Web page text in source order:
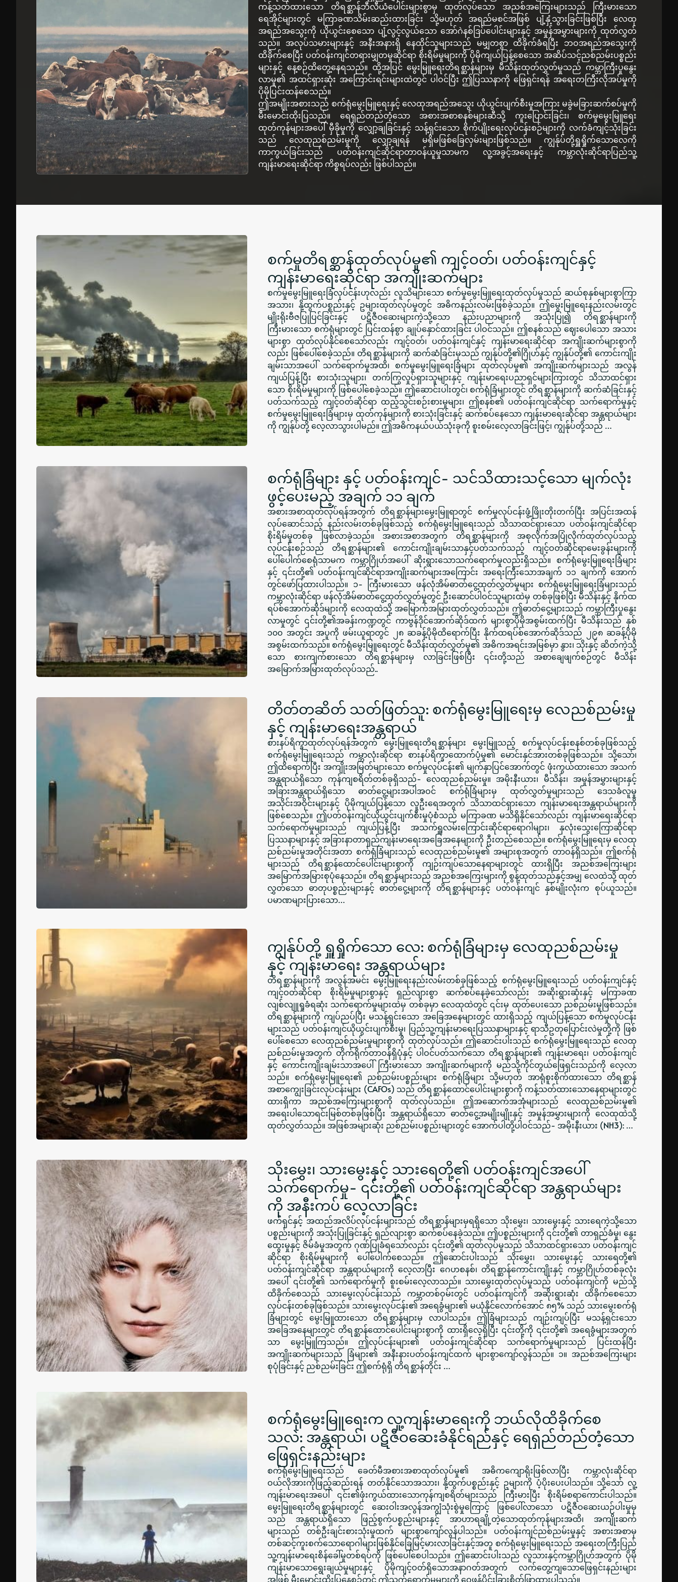
ကန့်သတ်ထားသော တိရစ္ဆာန်ဘီလီယံပေါင်းများစွာမှ ထုတ်လုပ်သော အညစ်အကြေးများသည် ကြီးမားသော
ရေအိုင်များတွင် မကြာခဏသိမ်းဆည်းထားခြင်း သို့မဟုတ် အရည်မစင်အဖြစ် ပျံ့နှံ့သွားခြင်းဖြစ်ပြီး လေထု
အရည်အသွေးကို ယိုယွင်းစေသော ပျံ့လွင့်လွယ်သော အော်ဂဲနစ်ဒြပ်ပေါင်းများနှင့် အမှုန်အမွှားများကို ထုတ်လွှတ်
သည်။ အလုပ်သမားများနှင့် အနီးအနားရှိ နေထိုင်သူများသည် မမျှတစွာ ထိခိုက်ခံရပြီး ဘဝအရည်အသွေးကို
ထိခိုက်စေပြီး ပတ်ဝန်းကျင်တရားမျှတမှုဆိုင်ရာ စိုးရိမ်မှုများကို ပိုမိုကျယ်ပြန့်စေသော အဆိပ်သင့်ညစ်ညမ်းပစ္စည်း
များနှင့် နေ့စဉ်ထိတွေ့နေရသည်။ ထို့အပြင် မွေးမြူရေးတိရစ္ဆာန်များမှ မီသိန်းထုတ်လွှတ်မှုသည် ကမ္ဘာကြီးပူနွေး
လာမှု၏ အထင်ရှားဆုံး အကြောင်းရင်းများထဲတွင် ပါဝင်ပြီး ဤပြဿနာကို ဖြေရှင်းရန် အရေးတကြီးလိုအပ်မှုကို
ပိုမိုပြင်းထန်စေသည်။
ဤအမျိုးအစားသည် စက်ရုံမွေးမြူရေးနှင့် လေထုအရည်အသွေး ယိုယွင်းပျက်စီးမှုအကြား မခွဲမခြားဆက်စပ်မှုကို
မီးမောင်းထိုးပြသည်။ ရေရှည်တည်တံ့သော အစားအစာစနစ်များဆီသို့ ကူးပြောင်းခြင်း၊ စက်မှုမွေးမြူရေး
ထုတ်ကုန်များအပေါ် မှီခိုမှုကို လျှော့ချခြင်းနှင့် သန့်ရှင်းသော စိုက်ပျိုးရေးလုပ်ငန်းစဉ်များကို လက်ခံကျင့်သုံးခြင်း
သည် လေထုညစ်ညမ်းမှုကို လျှော့ချရန် မရှိမဖြစ်ခြေလှမ်းများဖြစ်သည်။ ကျွန်ုပ်တို့ရှူရှိုက်သောလေကို
ကာကွယ်ခြင်းသည် ပတ်ဝန်းကျင်ဆိုင်ရာတာဝန်ယူမှုသာမက လူ့အခွင့်အရေးနှင့် ကမ္ဘာလုံးဆိုင်ရာပြည်သူ့
ကျန်းမာရေးဆိုင်ရာ ကိစ္စရပ်လည်း ဖြစ်ပါသည်။
စက်မှုတိရစ္ဆာန်ထုတ်လုပ်မှု၏ ကျင့်ဝတ်၊ ပတ်ဝန်းကျင်နှင့်
ကျန်းမာရေးဆိုင်ရာ အကျိုးဆက်များ
စက်မှုမွေးမြူရေးခြံလုပ်ငန်းဟုလည်း လူသိများသော စက်မှုမွေးမြူရေးထုတ်လုပ်မှုသည် ဆယ်စုနှစ်များစွာကြာ
အသား၊ နို့ထွက်ပစ္စည်းနှင့် ဥများထုတ်လုပ်မှုတွင် အဓိကနည်းလမ်းဖြစ်ခဲ့သည်။ ဤမွေးမြူရေးနည်းလမ်းတွင်
မျိုးရိုးဗီဇပြုပြင်ခြင်းနှင့် ပဋိဇီဝဆေးများကဲ့သို့သော နည်းပညာများကို အသုံးပြု၍ တိရစ္ဆာန်များကို
ကြီးမားသော စက်ရုံများတွင် ပြင်းထန်စွာ ချုပ်နှောင်ထားခြင်း ပါဝင်သည်။ ဤစနစ်သည် ဈေးပေါသော အသား
များစွာ ထုတ်လုပ်နိုင်စေသော်လည်း ကျင့်ဝတ်၊ ပတ်ဝန်းကျင်နှင့် ကျန်းမာရေးဆိုင်ရာ အကျိုးဆက်များစွာကို
လည်း ဖြစ်ပေါ်စေခဲ့သည်။ တိရစ္ဆာန်များကို ဆက်ဆံခြင်းမှသည် ကျွန်ုပ်တို့၏ဂြိုဟ်နှင့် ကျွန်ုပ်တို့၏ ကောင်းကျိုး
ချမ်းသာအပေါ် သက်ရောက်မှုအထိ၊ စက်မှုမွေးမြူရေးခြံများ ထုတ်လုပ်မှု၏ အကျိုးဆက်များသည် အလွန်
ကျယ်ပြန့်ပြီး စားသုံးသူများ၊ တက်ကြွလှုပ်ရှားသူများနှင့် ကျန်းမာရေးပညာရှင်များကြားတွင် သိသာထင်ရှား
သော စိုးရိမ်မှုများကို ဖြစ်ပေါ်စေခဲ့သည်။ ဤဆောင်းပါးတွင်၊ စက်ရုံခြံများတွင် တိရစ္ဆာန်များကို ဆက်ဆံခြင်းနှင့်
ပတ်သက်သည့် ကျင့်ဝတ်ဆိုင်ရာ ထည့်သွင်းစဉ်းစားမှုများ၊ ဤစနစ်၏ ပတ်ဝန်းကျင်ဆိုင်ရာ သက်ရောက်မှုနှင့်
စက်မှုမွေးမြူရေးခြံများမှ ထုတ်ကုန်များကို စားသုံးခြင်းနှင့် ဆက်စပ်နေသော ကျန်းမာရေးဆိုင်ရာ အန္တရာယ်များ
ကို ကျွန်ုပ်တို့ လေ့လာသွားပါမည်။ ဤအဓိကနယ်ပယ်သုံးခုကို စူးစမ်းလေ့လာခြင်းဖြင့်၊ ကျွန်ုပ်တို့သည် …
စက်ရုံခြံများ နှင့် ပတ်ဝန်းကျင်- သင်သိထားသင့်သော မျက်လုံး
ဖွင့်ပေးမည့် အချက် ၁၁ ချက်
အစားအစာထုတ်လုပ်ရန်အတွက် တိရစ္ဆာန်များမွေးမြူရာတွင် စက်မှုလုပ်ငန်းဖွံ့ဖြိုးတိုးတက်ပြီး အပြင်းအထန်
လုပ်ဆောင်သည့် နည်းလမ်းတစ်ခုဖြစ်သည့် စက်ရုံမွေးမြူရေးသည် သိသာထင်ရှားသော ပတ်ဝန်းကျင်ဆိုင်ရာ
စိုးရိမ်မှုတစ်ခု ဖြစ်လာခဲ့သည်။ အစားအစာအတွက် တိရစ္ဆာန်များကို အစုလိုက်အပြုံလိုက်ထုတ်လုပ်သည့်
လုပ်ငန်းစဉ်သည် တိရစ္ဆာန်များ၏ ကောင်းကျိုးချမ်းသာနှင့်ပတ်သက်သည့် ကျင့်ဝတ်ဆိုင်ရာမေးခွန်းများကို
ပေါ်ပေါက်စေရုံသာမက ကမ္ဘာဂြိုဟ်အပေါ် ဆိုးရွားသောသက်ရောက်မှုလည်းရှိသည်။ စက်ရုံမွေးမြူရေးခြံများ
နှင့် ၎င်းတို့၏ ပတ်ဝန်းကျင်ဆိုင်ရာအကျိုးဆက်များအကြောင်း အရေးကြီးသောအချက် ၁၁ ချက်ကို အောက်
တွင်ဖော်ပြထားပါသည်။ ၁- ကြီးမားသော ဖန်လုံအိမ်ဓာတ်ငွေ့ထုတ်လွှတ်မှုများ စက်ရုံမွေးမြူရေးခြံများသည်
ကမ္ဘာလုံးဆိုင်ရာ ဖန်လုံအိမ်ဓာတ်ငွေ့ထုတ်လွှတ်မှုတွင် ဦးဆောင်ပါဝင်သူများထဲမှ တစ်ခုဖြစ်ပြီး မီသိန်းနှင့် နိုက်ထ
ရပ်စ်အောက်ဆိုဒ်များကို လေထုထဲသို့ အမြောက်အမြားထုတ်လွှတ်သည်။ ဤဓာတ်ငွေ့များသည် ကမ္ဘာကြီးပူနွေး
လာမှုတွင် ၎င်းတို့၏အခန်းကဏ္ဍတွင် ကာဗွန်ဒိုင်အောက်ဆိုဒ်ထက် များစွာပိုမိုအစွမ်းထက်ပြီး မီသိန်းသည် နှစ်
၁၀၀ အတွင်း အပူကို ဖမ်းယူရာတွင် ၂၈ ဆခန့်ပိုမိုထိရောက်ပြီး နိုက်ထရပ်စ်အောက်ဆိုဒ်သည် ၂၉၈ ဆခန့်ပိုမို
အစွမ်းထက်သည်။ စက်ရုံမွေးမြူရေးတွင် မီသိန်းထုတ်လွှတ်မှု၏ အဓိကအရင်းအမြစ်မှာ နွား၊ သိုးနှင့် ဆိတ်ကဲ့သို့
သော စားကျက်စားသော တိရစ္ဆာန်များမှ လာခြင်းဖြစ်ပြီး ၎င်းတို့သည် အစာချေဖျက်စဉ်တွင် မီသိန်း
အမြောက်အမြားထုတ်လုပ်သည်..
တိတ်တဆိတ် သတ်ဖြတ်သူ: စက်ရုံမွေးမြူရေးမှ လေညစ်ညမ်းမှု
နှင့် ကျန်းမာရေးအန္တရာယ်
စားနပ်ရိက္ခာထုတ်လုပ်ရန်အတွက် မွေးမြူရေးတိရစ္ဆာန်များ မွေးမြူသည့် စက်မှုလုပ်ငန်းစနစ်တစ်ခုဖြစ်သည့်
စက်ရုံမွေးမြူရေးသည် ကမ္ဘာလုံးဆိုင်ရာ စားနပ်ရိက္ခာထောက်ပံ့မှု၏ မောင်းနှင်အားတစ်ခုဖြစ်သည်။ သို့သော်၊
ဤထိရောက်ပြီး အကျိုးအမြတ်များသော စက်မှုလုပ်ငန်း၏ မျက်နှာပြင်အောက်တွင် ဖုံးကွယ်ထားသော အသက်
အန္တရာယ်ရှိသော ကုန်ကျစရိတ်တစ်ခုရှိသည်- လေထုညစ်ညမ်းမှု။ အမိုးနီးယား၊ မီသိန်း၊ အမှုန်အမွှားများနှင့်
အခြားအန္တရာယ်ရှိသော ဓာတ်ငွေ့များအပါအဝင် စက်ရုံခြံများမှ ထုတ်လွှတ်မှုများသည် ဒေသခံလူမှု
အသိုင်းအဝိုင်းများနှင့် ပိုမိုကျယ်ပြန့်သော လူဦးရေအတွက် သိသာထင်ရှားသော ကျန်းမာရေးအန္တရာယ်များကို
ဖြစ်စေသည်။ ဤပတ်ဝန်းကျင်ယိုယွင်းပျက်စီးမှုပုံစံသည် မကြာခဏ မသိရှိနိုင်သော်လည်း ကျန်းမာရေးဆိုင်ရာ
သက်ရောက်မှုများသည် ကျယ်ပြန့်ပြီး အသက်ရှူလမ်းကြောင်းဆိုင်ရာရောဂါများ၊ နှလုံးသွေးကြောဆိုင်ရာ
ပြဿနာများနှင့် အခြားနာတာရှည်ကျန်းမာရေးအခြေအနေများကို ဦးတည်စေသည်။ စက်ရုံမွေးမြူရေးမှ လေထု
ညစ်ညမ်းမှုအတိုင်းအတာ စက်ရုံခြံများသည် လေထုညစ်ညမ်းမှု၏ အများစုအတွက် တာဝန်ရှိသည်။ ဤစက်ရုံ
များသည် တိရစ္ဆာန်ထောင်ပေါင်းများစွာကို ကျဉ်းကျပ်သောနေရာများတွင် ထားရှိပြီး အညစ်အကြေးများ
အမြောက်အမြားစုပုံနေသည်။ တိရစ္ဆာန်များသည် အညစ်အကြေးများကို စွန့်ထုတ်သည်နှင့်အမျှ လေထဲသို့ ထုတ်
လွှတ်သော ဓာတုပစ္စည်းများနှင့် ဓာတ်ငွေ့များကို တိရစ္ဆာန်များနှင့် ပတ်ဝန်းကျင် နှစ်မျိုးလုံးက စုပ်ယူသည်။
ပမာဏများပြားသော…
ကျွန်ုပ်တို့ ရှူရှိုက်သော လေ: စက်ရုံခြံများမှ လေထုညစ်ညမ်းမှု
နှင့် ကျန်းမာရေး အန္တရာယ်များ
တိရစ္ဆာန်များကို အလွန်အမင်း မွေးမြူရေးနည်းလမ်းတစ်ခုဖြစ်သည့် စက်ရုံမွေးမြူရေးသည် ပတ်ဝန်းကျင်နှင့်
ကျင့်ဝတ်ဆိုင်ရာ စိုးရိမ်မှုများစွာနှင့် ရှည်လျားစွာ ဆက်စပ်နေခဲ့သော်လည်း အဆိုးရွားဆုံးနှင့် မကြာခဏ
လျစ်လျူရှုခံရဆုံး သက်ရောက်မှုများထဲမှ တစ်ခုမှာ လေထုထဲတွင် ၎င်းမှ ထုတ်ပေးသော ညစ်ညမ်းမှုဖြစ်သည်။
တိရစ္ဆာန်များကို ကျပ်ညပ်ပြီး မသန့်ရှင်းသော အခြေအနေများတွင် ထားရှိသည့် ကျယ်ပြန့်သော စက်မှုလုပ်ငန်း
များသည် ပတ်ဝန်းကျင်ယိုယွင်းပျက်စီးမှု၊ ပြည်သူ့ကျန်းမာရေးပြဿနာများနှင့် ရာသီဥတုပြောင်းလဲမှုတို့ကို ဖြစ်
ပေါ်စေသော လေထုညစ်ညမ်းမှုများစွာကို ထုတ်လုပ်သည်။ ဤဆောင်းပါးသည် စက်ရုံမွေးမြူရေးသည် လေထု
ညစ်ညမ်းမှုအတွက် တိုက်ရိုက်တာဝန်ရှိပုံနှင့် ပါဝင်ပတ်သက်သော တိရစ္ဆာန်များ၏ ကျန်းမာရေး၊ ပတ်ဝန်းကျင်
နှင့် ကောင်းကျိုးချမ်းသာအပေါ် ကြီးမားသော အကျိုးဆက်များကို မည်သို့ကိုင်တွယ်ဖြေရှင်းသည်ကို လေ့လာ
သည်။ စက်ရုံမွေးမြူရေး၏ ညစ်ညမ်းပစ္စည်းများ စက်ရုံခြံများ သို့မဟုတ် အာရုံစူးစိုက်ထားသော တိရစ္ဆာန်
အစာကျွေးခြင်းလုပ်ငန်းများ (CAFOs) သည် တိရစ္ဆာန်ထောင်ပေါင်းများစွာကို ကန့်သတ်ထားသောနေရာများတွင်
ထားရှိကာ အညစ်အကြေးများစွာကို ထုတ်လုပ်သည်။ ဤအဆောက်အအုံများသည် လေထုညစ်ညမ်းမှု၏
အရေးပါသောရင်းမြစ်တစ်ခုဖြစ်ပြီး အန္တရာယ်ရှိသော ဓာတ်ငွေ့အမျိုးမျိုးနှင့် အမှုန်အမွှားများကို လေထုထဲသို့
ထုတ်လွှတ်သည်။ အဖြစ်အများဆုံး ညစ်ညမ်းပစ္စည်းများတွင် အောက်ပါတို့ပါဝင်သည်- အမိုးနီးယား (NH3): …
သိုးမွှေး၊ သားမွေးနှင့် သားရေတို့၏ ပတ်ဝန်းကျင်အပေါ်
သက်ရောက်မှု- ၎င်းတို့၏ ပတ်ဝန်းကျင်ဆိုင်ရာ အန္တရာယ်များ
ကို အနီးကပ် လေ့လာခြင်း
ဖက်ရှင်နှင့် အထည်အလိပ်လုပ်ငန်းများသည် တိရစ္ဆာန်များမှရရှိသော သိုးမွှေး၊ သားမွေးနှင့် သားရေကဲ့သို့သော
ပစ္စည်းများကို အသုံးပြုခြင်းနှင့် ရှည်လျားစွာ ဆက်စပ်နေခဲ့သည်။ ဤပစ္စည်းများကို ၎င်းတို့၏ တာရှည်ခံမှု၊ နွေး
ထွေးမှုနှင့် ဇိမ်ခံမှုအတွက် ဂုဏ်ပြုခံရသော်လည်း ၎င်းတို့၏ ထုတ်လုပ်မှုသည် သိသာထင်ရှားသော ပတ်ဝန်းကျင်
ဆိုင်ရာ စိုးရိမ်မှုများကို ပေါ်ပေါက်စေသည်။ ဤဆောင်းပါးသည် သိုးမွှေး၊ သားမွေးနှင့် သားရေတို့၏
ပတ်ဝန်းကျင်ဆိုင်ရာ အန္တရာယ်များကို လေ့လာပြီး ဂေဟစနစ်၊ တိရစ္ဆာန်ကောင်းကျိုးနှင့် ကမ္ဘာဂြိုဟ်တစ်ခုလုံး
အပေါ် ၎င်းတို့၏ သက်ရောက်မှုကို စူးစမ်းလေ့လာသည်။ သားမွေးထုတ်လုပ်မှုသည် ပတ်ဝန်းကျင်ကို မည်သို့
ထိခိုက်စေသည် သားမွေးလုပ်ငန်းသည် ကမ္ဘာတစ်ဝှမ်းတွင် ပတ်ဝန်းကျင်ကို အဆိုးရွားဆုံး ထိခိုက်စေသော
လုပ်ငန်းတစ်ခုဖြစ်သည်။ သားမွေးလုပ်ငန်း၏ အရေခွံများ၏ မယုံနိုင်လောက်အောင် ၈၅% သည် သားမွေးစက်ရုံ
ခြံများတွင် မွေးမြူထားသော တိရစ္ဆာန်များမှ လာပါသည်။ ဤခြံများသည် ကျဉ်းကျပ်ပြီး မသန့်ရှင်းသော
အခြေအနေများတွင် တိရစ္ဆာန်ထောင်ပေါင်းများစွာကို ထားရှိလေ့ရှိပြီး ၎င်းတို့ကို ၎င်းတို့၏ အရေခွံများအတွက်
သာ မွေးမြူကြသည်။ ဤလုပ်ငန်းများ၏ ပတ်ဝန်းကျင်ဆိုင်ရာ သက်ရောက်မှုများသည် ပြင်းထန်ပြီး
အကျိုးဆက်များသည် ခြံများ၏ အနီးနားပတ်ဝန်းကျင်ထက် များစွာကျော်လွန်သည်။ ၁။ အညစ်အကြေးများ
စုပုံခြင်းနှင့် ညစ်ညမ်းခြင်း ဤစက်ရုံရှိ တိရစ္ဆာန်တိုင်း …
စက်ရုံမွေးမြူရေးက လူ့ကျန်းမာရေးကို ဘယ်လိုထိခိုက်စေ
သလဲ: အန္တရာယ်၊ ပဋိဇီဝဆေးခံနိုင်ရည်နှင့် ရေရှည်တည်တံ့သော
ဖြေရှင်းနည်းများ
စက်ရုံမွေးမြူရေးသည် ခေတ်မီအစားအစာထုတ်လုပ်မှု၏ အဓိကကျောရိုးဖြစ်လာပြီး ကမ္ဘာလုံးဆိုင်ရာ
ဝယ်လိုအားကိုဖြည့်ဆည်းရန် တတ်နိုင်သောအသား၊ နို့ထွက်ပစ္စည်းနှင့် ဥများကို ပံ့ပိုးပေးပါသည်။ သို့သော် လူ့
ကျန်းမာရေးအပေါ် ၎င်း၏ဖုံးကွယ်ထားသောကုန်ကျစရိတ်များသည် ကြီးမားပြီး စိုးရိမ်စရာကောင်းပါသည်။
မွေးမြူရေးတိရစ္ဆာန်များတွင် ဆေးဝါးအလွန်အကျွံသုံးစွဲမှုကြောင့် ဖြစ်ပေါ်လာသော ပဋိဇီဝဆေးယဉ်ပါးမှုမှ
သည် အန္တရာယ်ရှိသော ဖြည့်စွက်ပစ္စည်းများနှင့် အာဟာရချို့တဲ့သောထုတ်ကုန်များအထိ၊ အကျိုးဆက်
များသည် တစ်ဦးချင်းစားသုံးမှုထက် များစွာကျော်လွန်ပါသည်။ ပတ်ဝန်းကျင်ညစ်ညမ်းမှုနှင့် အစားအစာမှ
တစ်ဆင့်ကူးစက်သောရောဂါများဖြစ်နိုင်ခြေမြင့်မားလာခြင်းနှင့်အတူ စက်ရုံမွေးမြူရေးသည် အရေးတကြီးပြည်
သူ့ကျန်းမာရေးစိန်ခေါ်မှုတစ်ရပ်ကို ဖြစ်ပေါ်စေပါသည်။ ဤဆောင်းပါးသည် လူသားနှင့်ကမ္ဘာဂြိုဟ်အတွက် ပိုမို
ကျန်းမာသောရွေးချယ်မှုများနှင့် ပိုမိုကျင့်ဝတ်ရှိသောအနာဂတ်အတွက် လက်တွေ့ကျသောဖြေရှင်းနည်းများ
အဖြစ် မီးမောင်းထိုးပြနေစဉ်တွင် ဤသက်ရောက်မှုများကို ဝေဖန်ပိုင်းခြားစိတ်ဖြာထားပါသည်။